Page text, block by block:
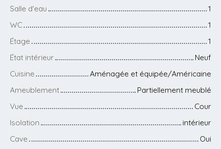
Salle d'eau
1
WC
1
Étage
1
État intérieur
Neuf
Cuisine
Aménagée et équipée/Américaine
Ameublement
Partiellement meublé
Vue
Cour
Isolation
intérieur
Cave
Oui